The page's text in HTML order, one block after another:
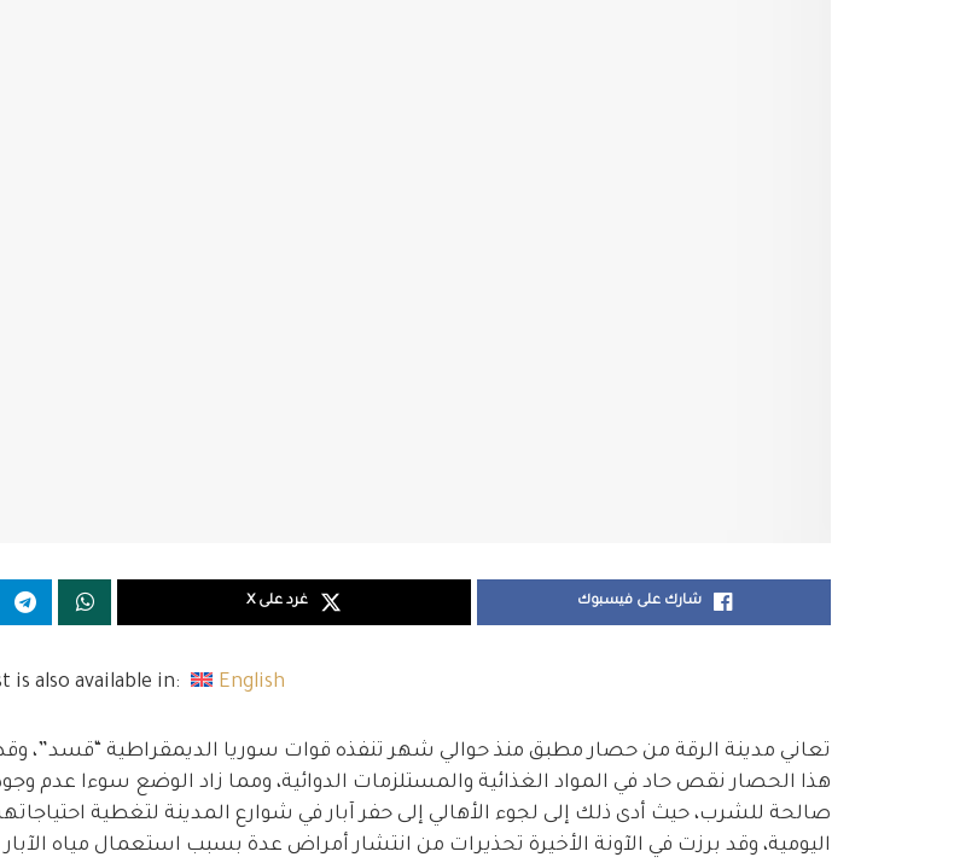
شارك على فيسبوك غرد على X
is also available in: English
تعاني مدينة الرقة من حصار مطبق منذ حوالي شهر تنفذه قوات سوريا الديمقراطية “قسد”،
هذا الحصار نقص حاد في المواد الغذائية والمستلزمات الدوائية، ومما زاد الوضع سوءا عدم
صالحة للشرب، حيث أدى ذلك إلى لجوء الأهالي إلى حفر آبار في شوارع المدينة لتغطية
اليومية، وقد برزت في الآونة الأخيرة تحذيرات من انتشار أمراض عدة بسبب استعمال مياه الآبار